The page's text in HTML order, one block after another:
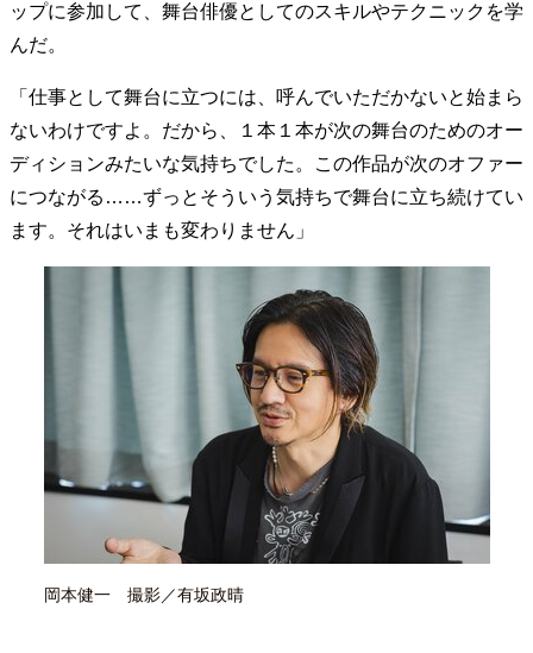
パートナーとの歩み方
親になるということ
病が教えてくれたこと
移住という選択
熱狂できるもの
一生モノの愛用品
70代のグランドデザイン
地域とつながる/お金との付き合い方
ップに参加して、舞台俳優としてのスキルやテクニックを学
んだ。
「仕事として舞台に立つには、呼んでいただかないと始まら
ないわけですよ。だから、１本１本が次の舞台のためのオー
ディションみたいな気持ちでした。この作品が次のオファー
につながる……ずっとそういう気持ちで舞台に立ち続けてい
ます。それはいまも変わりません」
岡本健一 撮影／有坂政晴